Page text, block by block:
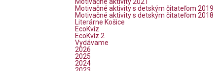
Motivačné aktivity 2021
Motivačné aktivity s detským čitateľom 2019
Motivačné aktivity s detským čitateľom 2018
Literárne Košice
EcoKvíz
EcoKvíz 2
Vydávame
2026
2025
2024